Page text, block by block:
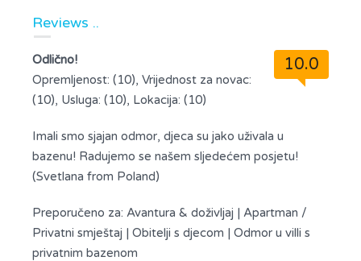
Reviews ..
10.0
Odlično!
Opremljenost: (10), Vrijednost za novac:
(10), Usluga: (10), Lokacija: (10)
Imali smo sjajan odmor, djeca su jako uživala u
bazenu! Radujemo se našem sljedećem posjetu!
(Svetlana from Poland)
Preporučeno za: Avantura & doživljaj | Apartman /
Privatni smještaj | Obitelji s djecom | Odmor u villi s
privatnim bazenom